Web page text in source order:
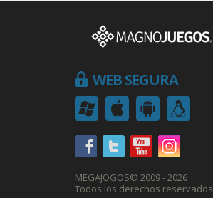
WEB SEGURA
MEGAJOGOS© 2009 - 2026
Todos los derechos reservados